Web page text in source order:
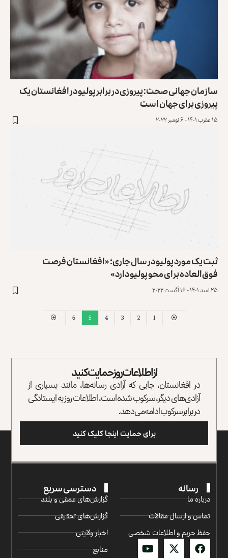
سازمان جهانی صحت: پیروزی در برابر پولیو در افغانستان یک
پیروزی برای جهان است
۱۵ عقرب ۱۴۰۱ - ۶ نومبر ۲۰۲۲
ثبت یک مورد پولیو در سال جاری؛ «افغانستان فرصت
فوق‌العاده برای محو پولیو دارد»
۲۵ اسد ۱۴۰۱ - ۱۶ آگست ۲۰۲۲
1
2
3
4
5
6
از اطلاعات روز حمایت کنید
در افغانستان، جایی که آزادی رسانه‌ها، مانند بسیاری از
آزادی‌های دیگر، سرکوب شده است، اطلاعات روز به ایستادگی
در برابر سرکوب ادامه می‌دهد.
برای حمایت اینجا کلیک کنید
رسانه
درباره ما
تماس و ارسال مقالات
حفظ حریم و اطلاعات شخصی
دسترسی سریع
گزارش‌‌های عمقی و بلند
گزارش‌های تحقیقی
اخبار ولایتی
منابع